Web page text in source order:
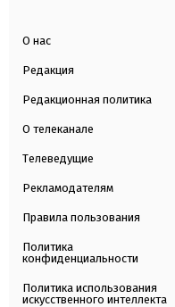
О нас
Редакция
Редакционная политика
О телеканале
Телеведущие
Рекламодателям
Правила пользования
Политика
конфиденциальности
Политика использования
искусственного интеллекта